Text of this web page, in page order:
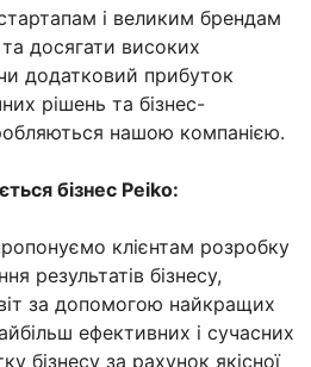
і великим брендам
досягати високих
додатковий прибуток
рішень та бізнес-
нашою компанією.
бізнес Peiko:
клієнтам розробку
результатів бізнесу,
за допомогою найкращих
ефективних і сучасних
бізнесу за рахунок якісної